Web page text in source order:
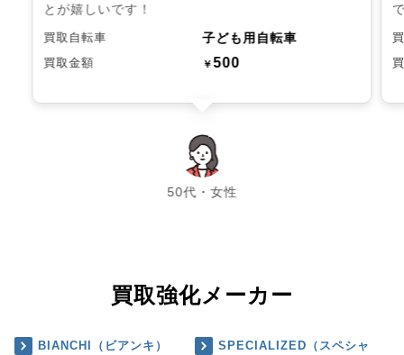
とが嬉しいです！
買取自転車 子ども用自転車
買取金額 ￥500
50代・女性
chevron_left chevron_right
買取強化メーカー
BIANCHI（ビアンキ） SPECIALIZED（スペシャ